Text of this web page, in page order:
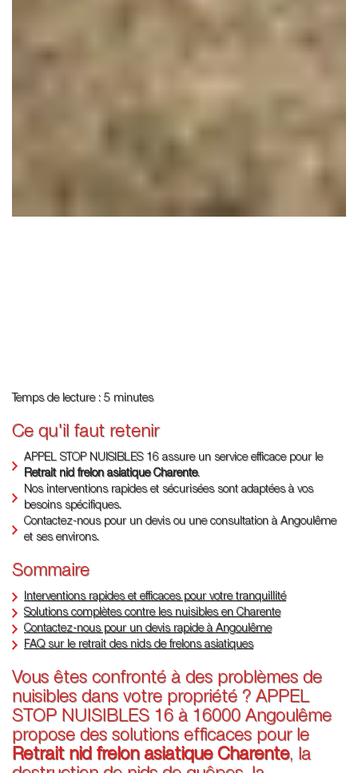
Temps de lecture : 5 minutes
Ce qu'il faut retenir
APPEL STOP NUISIBLES 16 assure un service efficace pour le
Retrait nid frelon asiatique Charente.
Nos interventions rapides et sécurisées sont adaptées à vos
besoins spécifiques.
Contactez-nous pour un devis ou une consultation à Angoulême
et ses environs.
Sommaire
Interventions rapides et efficaces pour votre tranquillité
Solutions complètes contre les nuisibles en Charente
Contactez-nous pour un devis rapide à Angoulême
FAQ sur le retrait des nids de frelons asiatiques
Vous êtes confronté à des problèmes de
nuisibles dans votre propriété ? APPEL
STOP NUISIBLES 16 à 16000 Angoulême
propose des solutions efficaces pour le
Retrait nid frelon asiatique Charente, la